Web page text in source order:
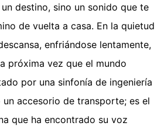
destino, sino un sonido que te
de vuelta a casa. En la quietud
enfriándose lentamente,
próxima vez que el mundo
por una sinfonía de ingeniería
accesorio de transporte; es el
que ha encontrado su voz